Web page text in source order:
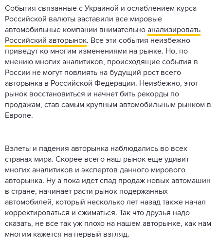
События связанные с Украиной и ослаблением курса
Российской валюты заставили все мировые
автомобильные компании внимательно анализировать
Российский авторынок. Все эти события неизбежно
приведут ко многим изменениями на рынке. Но, по
мнению многих аналитиков, происходящие события в
России не могут повлиять на будущий рост всего
авторынка в Российской Федерации. Неизбежно, этот
рынок восстановиться и начнет бить рекорды по
продажам, став самым крупным автомобильным рынком в
Европе.
Взлеты и падения авторынка наблюдались во всех
странах мира. Скорее всего наш рынок еще удивит
многих аналитиков и экспертов данного мирового
авторынка. Ну а пока идет спад продаж новых автомашин
в стране, начинает расти рынок подержанных
автомобилей, который несколько лет назад также начал
корректироваться и сжиматься. Так что друзья надо
сказать, не все так уж плохо на нашем авторынке, как нам
многим кажется на первый взгляд.